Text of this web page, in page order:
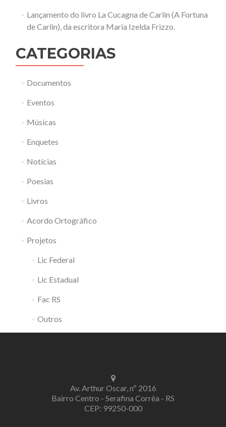
Lançamento do livro La Cucagna de Carlin (A Fortuna
de Carlin), da escritora Maria Izelda Frizzo.
CATEGORIAS
Documentos
Eventos
Músicas
Enquetes
Notícias
Poesias
Livros
Acordo Ortográfico
Projetos
Lic Federal
Lic Estadual
Fac RS
Outros
Av. Arthur Oscar, nº 2016
Bairro Centro - Serafina Corrêa - RS
CEP: 99250-000